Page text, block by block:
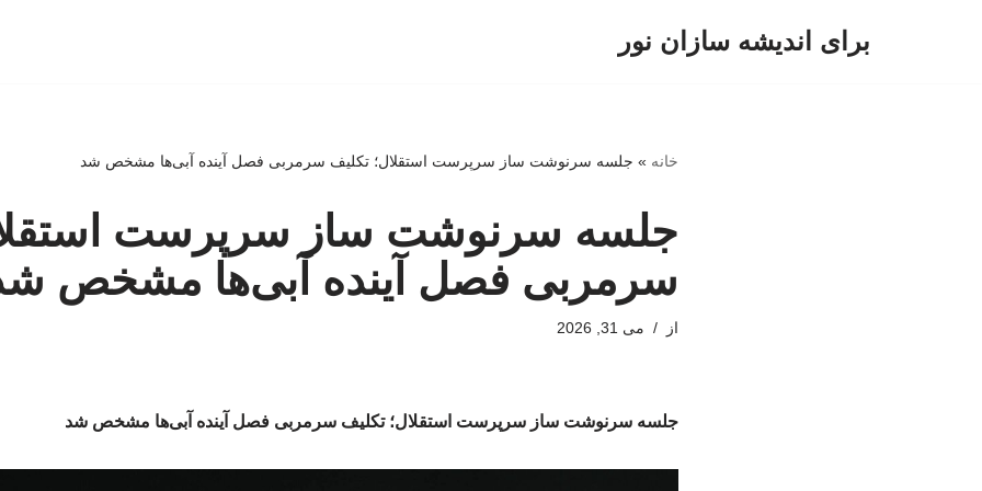
برای اندیشه سازان نور
خانه » جلسه سرنوشت ساز سرپرست استقلال؛ تکلیف سرمربی فصل آینده آبی‌ها مشخص شد
جلسه سرنوشت ساز سرپرست
سرمربی فصل آینده آبی‌ها مشخص
از می 31, 2026
جلسه سرنوشت ساز سرپرست استقلال؛ تکلیف سرمربی فصل آینده آبی‌ها مشخص شد